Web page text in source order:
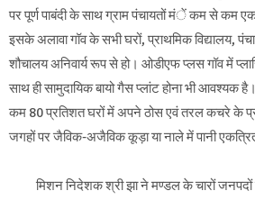
पर पूर्ण पाबंदी के साथ ग्राम पंचायतों मंें कम से कम एक
इसके अलावा गॉव के सभी घरों, प्राथमिक विद्यालय,
शौचालय अनिवार्य रूप से हो। ओडीएफ प्लस गॉव में
साथ ही सामुदायिक बायो गैस प्लांट होना भी आवश्यक
कम 80 प्रतिशत घरों में अपने ठोस एवं तरल कचरे के
जगहों पर जैविक-अजैविक कूड़ा या नाले में पानी एकत्रित
मिशन निदेशक श्री झा ने मण्डल के चारों जनपदों